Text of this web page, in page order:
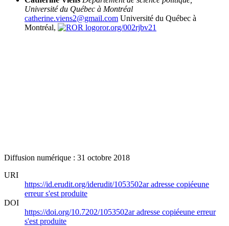
Université du Québec à Montréal
catherine.viens2@gmail.com Université du Québec à
Montréal,
ror.org/002rjbv21
Diffusion numérique : 31 octobre 2018
URI
https://id.erudit.org/iderudit/1053502aradresse copiéeune
erreur s'est produite
DOI
https://doi.org/10.7202/1053502aradresse copiéeune erreur
s'est produite